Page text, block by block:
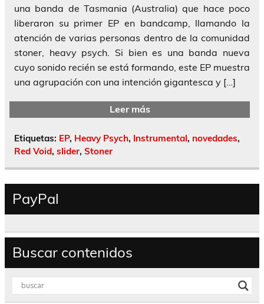
una banda de Tasmania (Australia) que hace poco
liberaron su primer EP en bandcamp, llamando la
atención de varias personas dentro de la comunidad
stoner, heavy psych. Si bien es una banda nueva
cuyo sonido recién se está formando, este EP muestra
una agrupación con una intención gigantesca y […]
Leer más
Etiquetas: EP, Heavy Psych, Instrumental, novedades,
Red Void, slider, Stoner
PayPal
Buscar contenidos